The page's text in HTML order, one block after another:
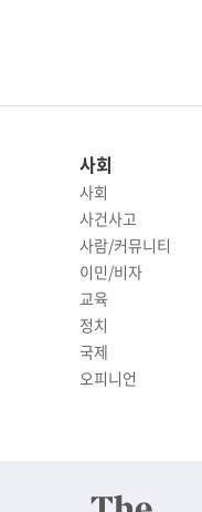
사회
사회
사건사고
사람/커뮤니티
이민/비자
교육
정치
국제
오피니언